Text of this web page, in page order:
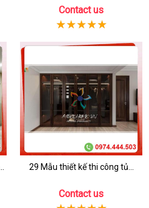
Contact us
29 Mẫu thiết kế thi công tủ...
Contact us